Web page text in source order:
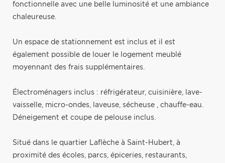
fonctionnelle avec une belle luminosité et une ambiance
chaleureuse.
Un espace de stationnement est inclus et il est
également possible de louer le logement meublé
moyennant des frais supplémentaires.
Électroménagers inclus : réfrigérateur, cuisinière, lave-
vaisselle, micro-ondes, laveuse, sécheuse , chauffe-eau.
Déneigement et coupe de pelouse inclus.
Situé dans le quartier Laflèche à Saint-Hubert, à
proximité des écoles, parcs, épiceries, restaurants,